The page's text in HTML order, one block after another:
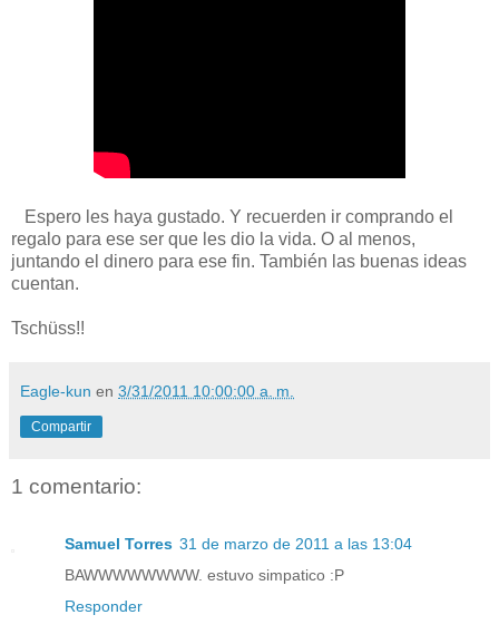
Espero les haya gustado. Y recuerden ir comprando el
regalo para ese ser que les dio la vida. O al menos,
juntando el dinero para ese fin. También las buenas ideas
cuentan.
Tschüss!!
Eagle-kun en 3/31/2011 10:00:00 a. m.
Compartir
1 comentario:
Samuel Torres 31 de marzo de 2011 a las 13:04
BAWWWWWWWW. estuvo simpatico :P
Responder